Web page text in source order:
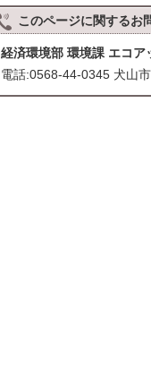
このページに関するお
経済環境部 環境課 エコア
電話:0568-44-0345 犬山